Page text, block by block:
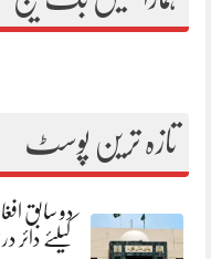
تازہ ترین پوسٹ
دو سابق
کیلئے دائر